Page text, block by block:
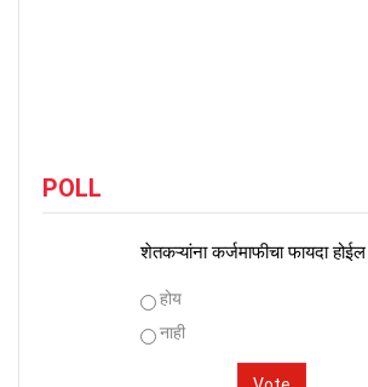
POLL
शेतकऱ्यांना कर्जमाफीचा फायदा
Choices
होय
नाही